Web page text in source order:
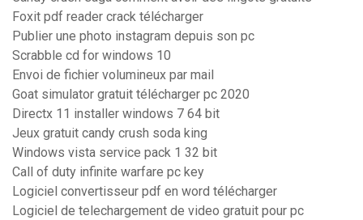
Foxit pdf reader crack télécharger
Publier une photo instagram depuis son pc
Scrabble cd for windows 10
Envoi de fichier volumineux par mail
Goat simulator gratuit télécharger pc 2020
Directx 11 installer windows 7 64 bit
Jeux gratuit candy crush soda king
Windows vista service pack 1 32 bit
Call of duty infinite warfare pc key
Logiciel convertisseur pdf en word télécharger
Logiciel de telechargement de video gratuit pour pc